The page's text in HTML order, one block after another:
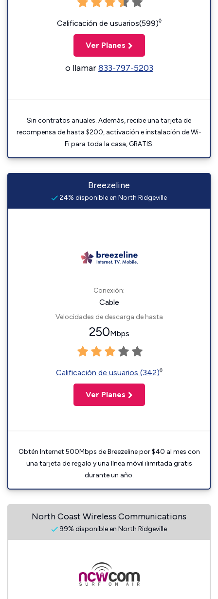
Calificación de usuarios(599)◊
Ver Planes
o llamar833-797-5203
Sin contratos anuales. Además, recibe una tarjeta de
recompensa de hasta $200, activación e instalación de Wi-
Fi para toda la casa, GRATIS.
Breezeline
24% disponible en North Ridgeville
Conexión:
Cable
Velocidades de descarga de hasta
250Mbps
Calificación de usuarios (342)◊
Ver Planes
Obtén Internet 500Mbps de Breezeline por $40 al mes con
una tarjeta de regalo y una línea móvil ilimitada gratis
durante un año.
North Coast Wireless Communications
99% disponible en North Ridgeville